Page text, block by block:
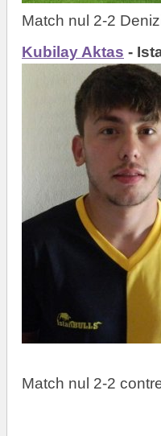
Match nul 2-2
Kubilay Aktas -
Match nul 2-2